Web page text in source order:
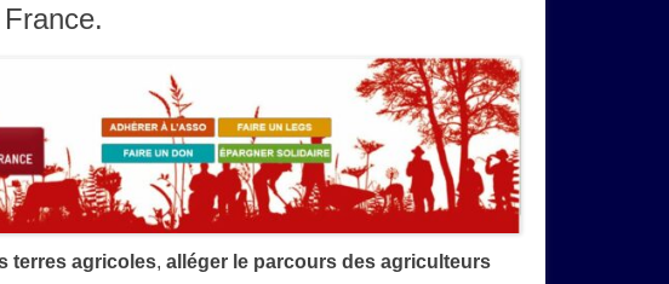
terres agricoles, alléger le parcours des agriculteurs